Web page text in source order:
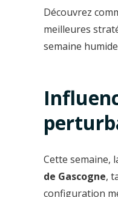
Découvrez
meilleures
semaine
Cette semaine,
de Gascogne,
configuration